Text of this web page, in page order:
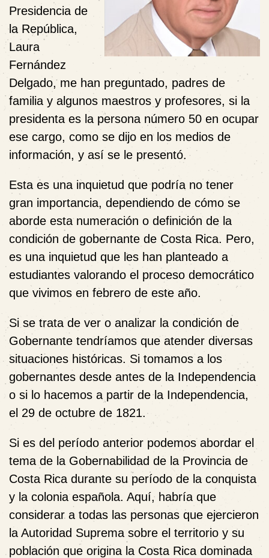
Presidencia de
la República,
Laura
Fernández
Delgado, me han preguntado, padres de
familia y algunos maestros y profesores, si la
presidenta es la persona número 50 en ocupar
ese cargo, como se dijo en los medios de
información, y así se le presentó.
Esta es una inquietud que podría no tener
gran importancia, dependiendo de cómo se
aborde esta numeración o definición de la
condición de gobernante de Costa Rica. Pero,
es una inquietud que les han planteado a
estudiantes valorando el proceso democrático
que vivimos en febrero de este año.
Si se trata de ver o analizar la condición de
Gobernante tendríamos que atender diversas
situaciones históricas. Si tomamos a los
gobernantes desde antes de la Independencia
o si lo hacemos a partir de la Independencia,
el 29 de octubre de 1821.
Si es del período anterior podemos abordar el
tema de la Gobernabilidad de la Provincia de
Costa Rica durante su período de la conquista
y la colonia española. Aquí, habría que
considerar a todas las personas que ejercieron
la Autoridad Suprema sobre el territorio y su
población que origina la Costa Rica dominada